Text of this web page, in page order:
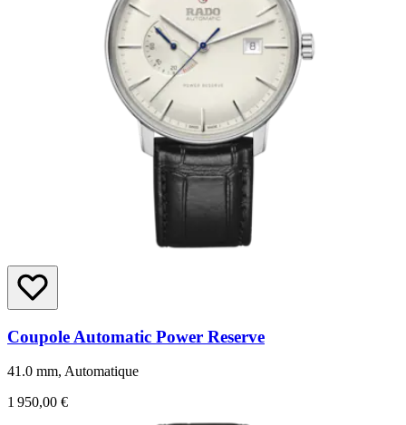
Coupole Automatic Power Reserve
41.0 mm, Automatique
1 950,00 €